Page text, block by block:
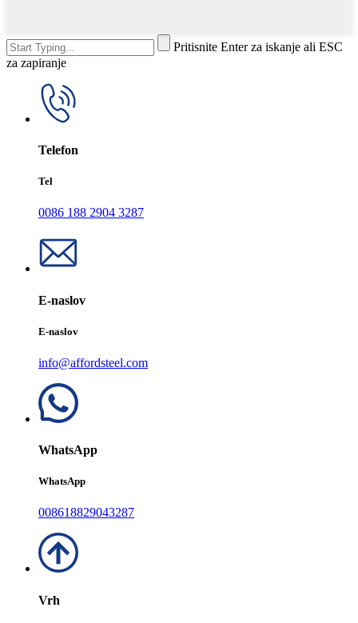
Pritisnite Enter za iskanje ali ESC
za zapiranje
Telefon
Tel
0086 188 2904 3287
E-naslov
E-naslov
info@affordsteel.com
WhatsApp
WhatsApp
008618829043287
Vrh